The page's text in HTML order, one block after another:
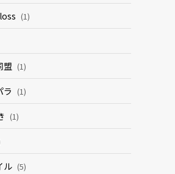
(1)
盟 (1)
ラ (1)
(1)
ル (5)